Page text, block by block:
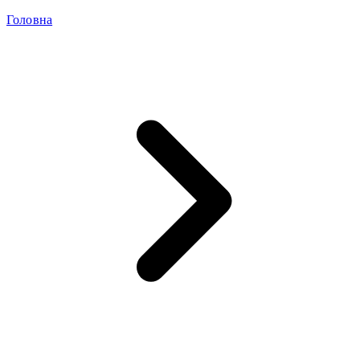
Головна